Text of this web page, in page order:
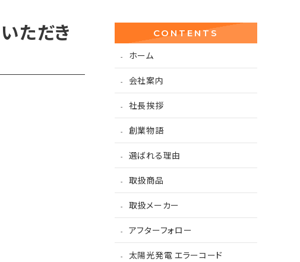
ただき
CONTENTS
ホーム
会社案内
社長挨拶
創業物語
選ばれる理由
取扱商品
取扱メーカー
アフターフォロー
太陽光発電 エラーコード